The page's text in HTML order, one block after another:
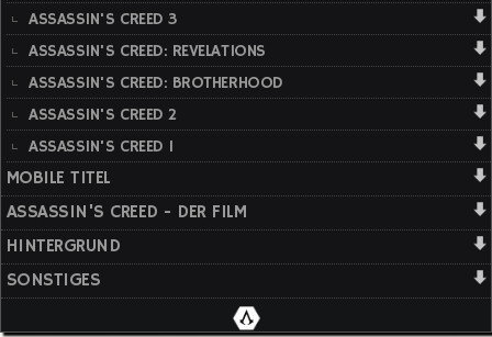
ASSASSIN'S CREED 3
ASSASSIN'S CREED: REVELATIONS
ASSASSIN'S CREED: BROTHERHOOD
ASSASSIN'S CREED 2
ASSASSIN'S CREED 1
MOBILE TITEL
ASSASSIN'S CREED - DER FILM
HINTERGRUND
SONSTIGES